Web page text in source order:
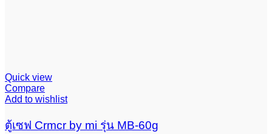
Quick view
Compare
Add to wishlist
ตู้เซฟ Crmcr by mi รุ่น MB-60g